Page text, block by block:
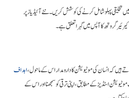
تخلیقی پہلو شامل کرنے کی کوشش کریں۔ نئے آئیڈیاز پر
کیرئیر گروتھ کا آپس میں گہرا تعلق ہے۔
ہیں کہ انسان کی موٹیویشن کا دارومدار اس کے ماحول،اہداف
اسٹڈیز کے مطابق، اپنی ترقی کو سمجھنا اور اس کے